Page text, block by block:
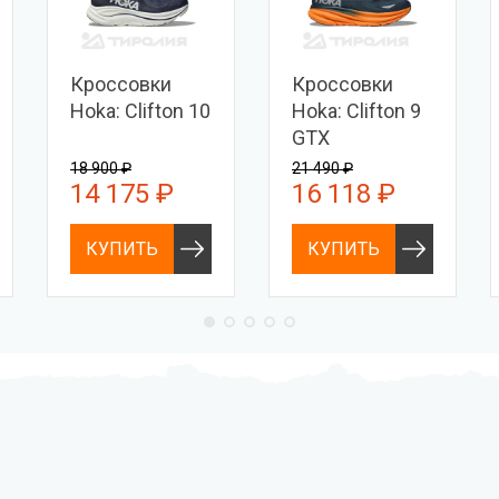
Кроссовки
Hoka: Clifton 10
18 900 ₽
14 175 ₽
КУПИТЬ
Кроссовки
Hoka: Clifton 9
GTX
21 490 ₽
16 118 ₽
КУПИТЬ